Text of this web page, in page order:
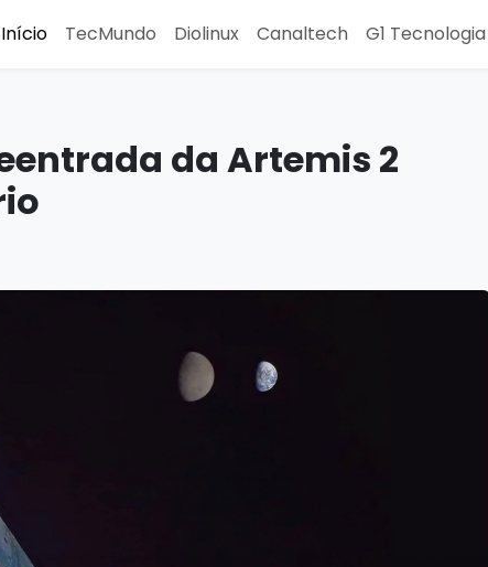
Início TecMundo Diolinux Canaltech G1 Tecnologia
da Artemis 2